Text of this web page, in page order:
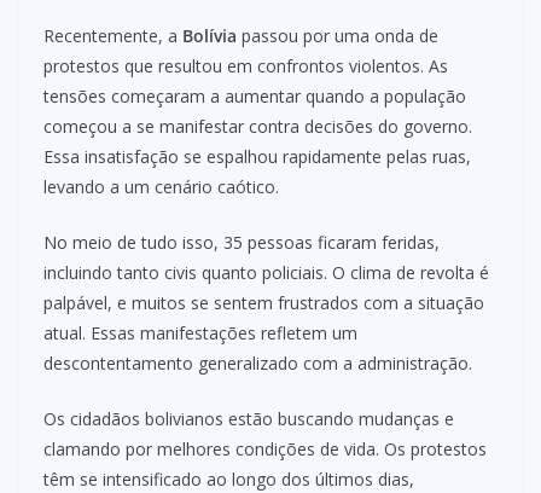
Recentemente, a Bolívia passou por uma onda de
protestos que resultou em confrontos violentos. As
tensões começaram a aumentar quando a população
começou a se manifestar contra decisões do governo.
Essa insatisfação se espalhou rapidamente pelas ruas,
levando a um cenário caótico.
No meio de tudo isso, 35 pessoas ficaram feridas,
incluindo tanto civis quanto policiais. O clima de revolta é
palpável, e muitos se sentem frustrados com a situação
atual. Essas manifestações refletem um
descontentamento generalizado com a administração.
Os cidadãos bolivianos estão buscando mudanças e
clamando por melhores condições de vida. Os protestos
têm se intensificado ao longo dos últimos dias,